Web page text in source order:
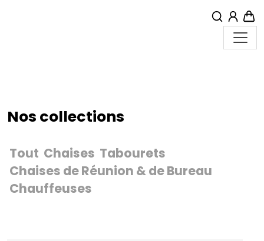
Menu
Nos collections
Tout Chaises Tabourets
Chaises de Réunion & de Bureau
Chauffeuses